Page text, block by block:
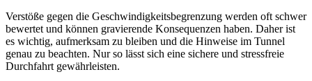
Verstöße gegen die Geschwindigkeitsbegrenzung werden oft schwer
bewertet und können gravierende Konsequenzen haben. Daher ist
es wichtig, aufmerksam zu bleiben und die Hinweise im Tunnel
genau zu beachten. Nur so lässt sich eine sichere und stressfreie
Durchfahrt gewährleisten.